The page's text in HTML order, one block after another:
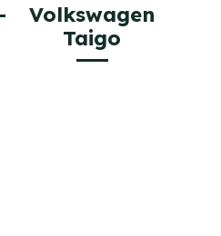
Volkswagen
Taigo